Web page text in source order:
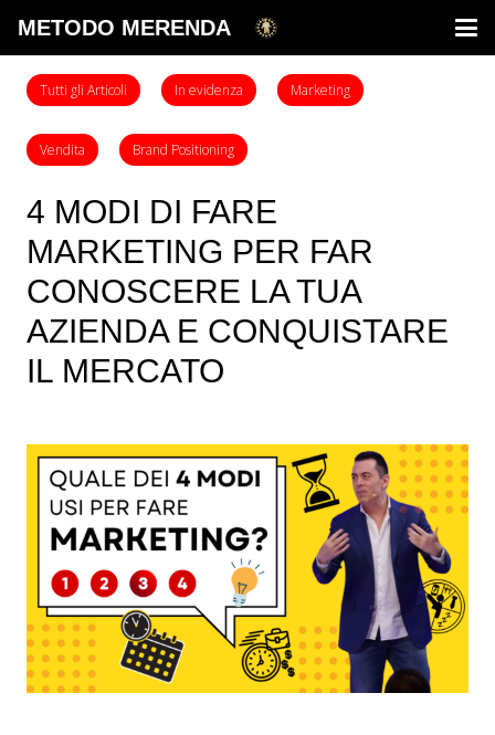
METODO MERENDA
Tutti gli Articoli In evidenza Marketing
Vendita Brand Positioning
4 MODI DI FARE
MARKETING PER FAR
CONOSCERE LA TUA
AZIENDA E CONQUISTARE
IL MERCATO